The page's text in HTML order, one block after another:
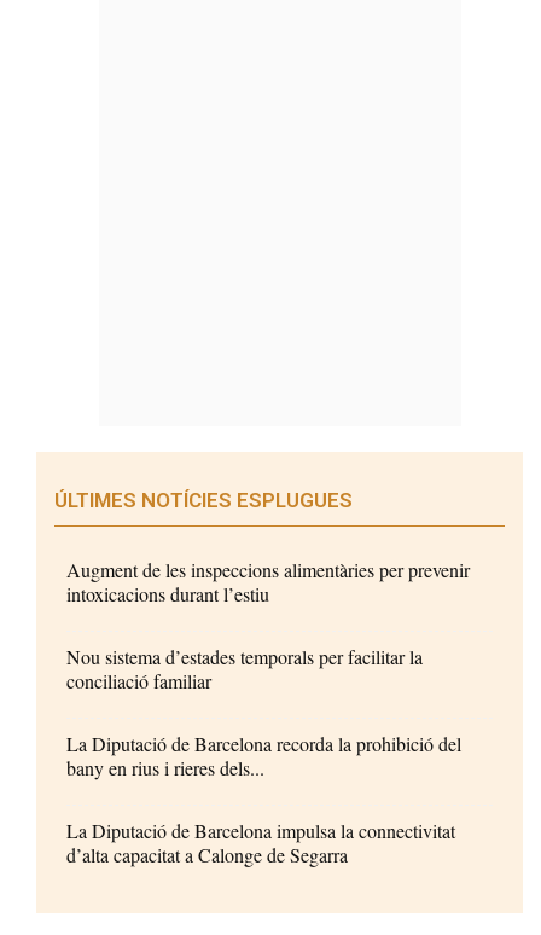
ÚLTIMES NOTÍCIES ESPLUGUES
Augment de les inspeccions alimentàries per prevenir
intoxicacions durant l’estiu
Nou sistema d’estades temporals per facilitar la
conciliació familiar
La Diputació de Barcelona recorda la prohibició del
bany en rius i rieres dels...
La Diputació de Barcelona impulsa la connectivitat
d’alta capacitat a Calonge de Segarra